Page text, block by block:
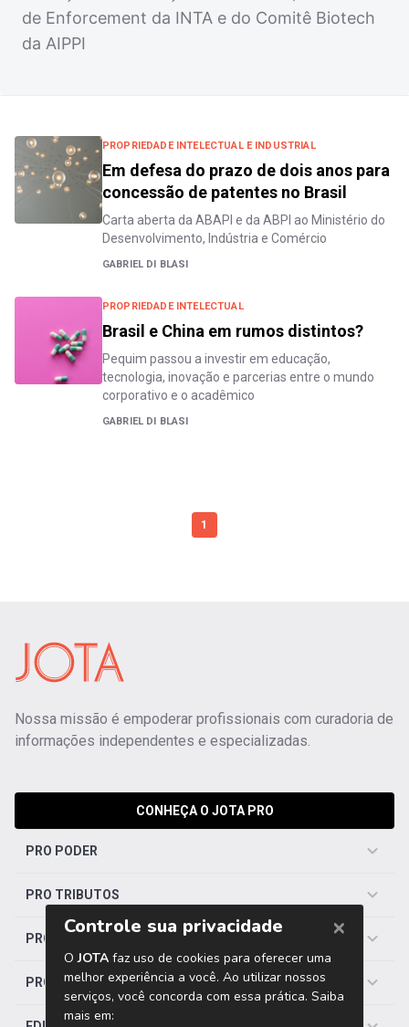
de Enforcement da INTA e do Comitê Biotech
da AIPPI
PROPRIEDADE INTELECTUAL E INDUSTRIAL
Em defesa do prazo de dois anos para
concessão de patentes no Brasil
Carta aberta da ABAPI e da ABPI ao Ministério do
Desenvolvimento, Indústria e Comércio
GABRIEL DI BLASI
PROPRIEDADE INTELECTUAL
Brasil e China em rumos distintos?
Pequim passou a investir em educação,
tecnologia, inovação e parcerias entre o mundo
corporativo e o acadêmico
GABRIEL DI BLASI
1
Nossa missão é empoderar profissionais com curadoria de
informações independentes e especializadas.
CONHEÇA O JOTA PRO
PRO PODER
PRO TRIBUTOS
PRO TRABALHISTA
PRO SAÚDE